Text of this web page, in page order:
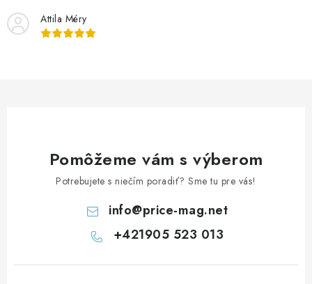
e
Attila Méry
Pomôžeme vám s výberom
Potrebujete s niečím poradiť? Sme tu pre vás!
info@price-mag.net
+421905 523 013